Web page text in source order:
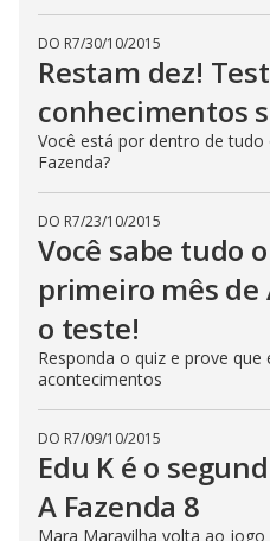
DO R7/30/10/2015
Restam dez!
conhecimentos
Você está por dentro de
Fazenda?
DO R7/23/10/2015
Você sabe tudo
primeiro mês de
o teste!
Responda o quiz e prove
acontecimentos
DO R7/09/10/2015
Edu K é o
A Fazenda 8
Mara Maravilha volta ao